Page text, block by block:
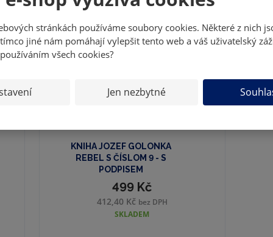
stránkách používáme soubory cookies. Některé z nich
jiné nám pomáhají vylepšit tento web a váš uživatelský
všech cookies?
Jen nezbytné
0
1
0
9
KNIHA JOZEF GOLONKA
REBEL S ČÍSLOM 9 - S
PODPISEM
499 Kč
412,40 Kč bez DPH
SKLADEM